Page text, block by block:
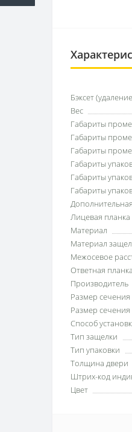
Бэксет
Вес
Габариты
Габариты
Габариты
Габариты
Габариты
Габариты
Лицевая планка
Материал
Материал
Межосевое
Ответная планка
Производитель
Размер сечения
Размер сечения
Способ
Тип защелки
Тип упаковки
Толщина двери
Штрих-код
Цвет